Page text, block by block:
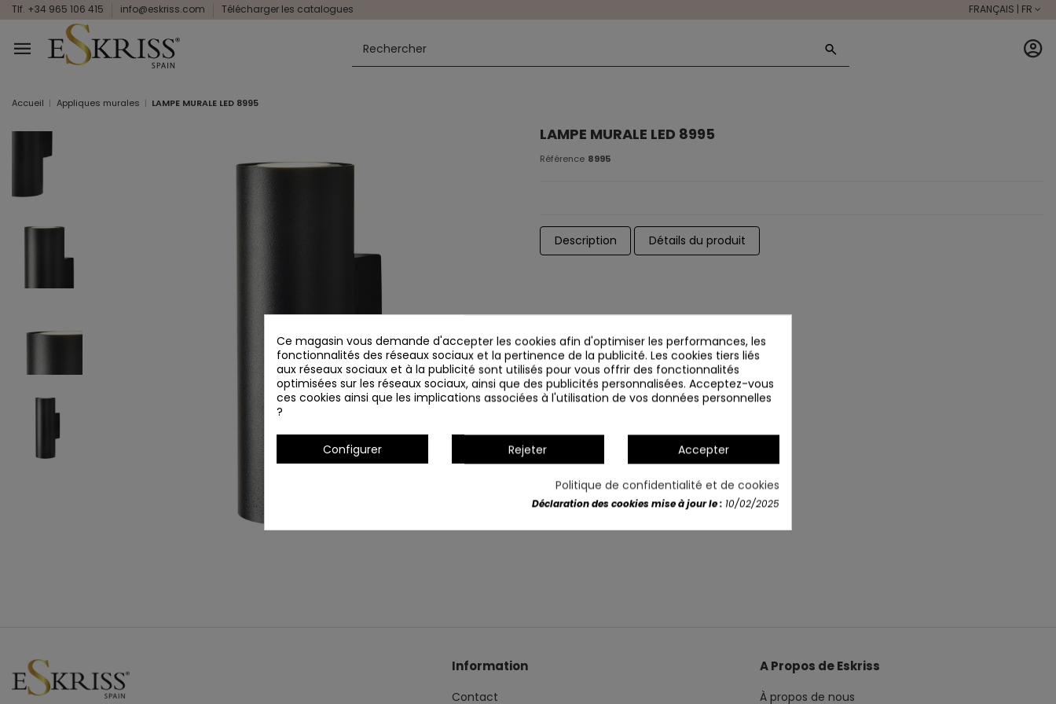
Tlf. +34 965 106 415 info@eskriss.com Télécharger les catalogues FRANÇAIS | FR
Accueil Appliques murales LAMPE MURALE LED 8995
LAMPE MURALE LED 8995
Référence 8995
Description Détails du produit
Information
Contact
A Propos de Eskriss
À propos de nous
Ce magasin vous demande d'accepter les cookies afin d'optimiser les performances, les
fonctionnalités des réseaux sociaux et la pertinence de la publicité. Les cookies tiers liés
aux réseaux sociaux et à la publicité sont utilisés pour vous offrir des fonctionnalités
optimisées sur les réseaux sociaux, ainsi que des publicités personnalisées. Acceptez-vous
ces cookies ainsi que les implications associées à l'utilisation de vos données personnelles
?
Configurer Rejeter Accepter
Politique de confidentialité et de cookies
Déclaration des cookies mise à jour le : 10/02/2025